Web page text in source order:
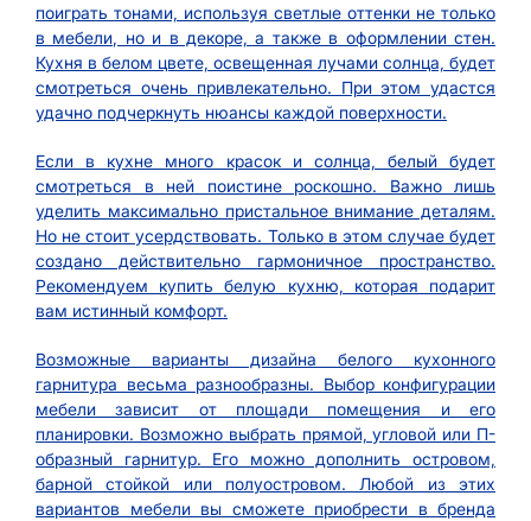
поиграть тонами, используя светлые оттенки не только
в мебели, но и в декоре, а также в оформлении стен.
Кухня в белом цвете, освещенная лучами солнца, будет
смотреться очень привлекательно. При этом удастся
удачно подчеркнуть нюансы каждой поверхности.
Если в кухне много красок и солнца, белый будет
смотреться в ней поистине роскошно. Важно лишь
уделить максимально пристальное внимание деталям.
Но не стоит усердствовать. Только в этом случае будет
создано действительно гармоничное пространство.
Рекомендуем купить белую кухню, которая подарит
вам истинный комфорт.
Возможные варианты дизайна белого кухонного
гарнитура весьма разнообразны. Выбор конфигурации
мебели зависит от площади помещения и его
планировки. Возможно выбрать прямой, угловой или П-
образный гарнитур. Его можно дополнить островом,
барной стойкой или полуостровом. Любой из этих
вариантов мебели вы сможете приобрести в бренда